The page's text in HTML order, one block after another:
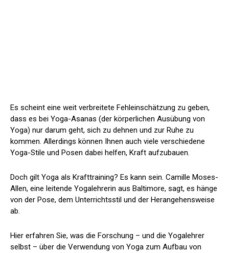
Es scheint eine weit verbreitete Fehleinschätzung zu geben,
dass es bei Yoga-Asanas (der körperlichen Ausübung von
Yoga) nur darum geht, sich zu dehnen und zur Ruhe zu
kommen. Allerdings können Ihnen auch viele verschiedene
Yoga-Stile und Posen dabei helfen, Kraft aufzubauen.
Doch gilt Yoga als Krafttraining? Es kann sein. Camille Moses-
Allen, eine leitende Yogalehrerin aus Baltimore, sagt, es hänge
von der Pose, dem Unterrichtsstil und der Herangehensweise
ab.
Hier erfahren Sie, was die Forschung – und die Yogalehrer
selbst – über die Verwendung von Yoga zum Aufbau von